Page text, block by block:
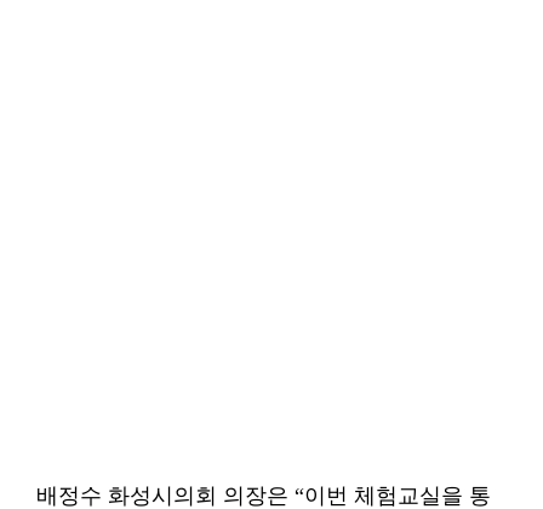
배정수 화성시의회 의장은 “이번 체험교실을 통